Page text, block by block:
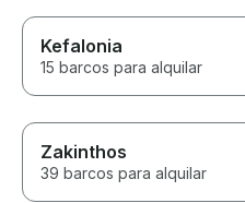
Kefalonia
15 barcos para alquilar
Zakinthos
39 barcos para alquilar